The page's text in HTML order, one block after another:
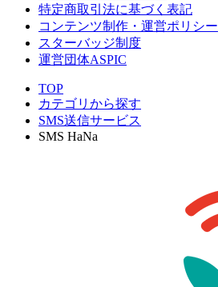
特定商取引法に基づく表記
コンテンツ制作・運営ポリシー
スターバッジ制度
運営団体ASPIC
TOP
カテゴリから探す
SMS送信サービス
SMS HaNa